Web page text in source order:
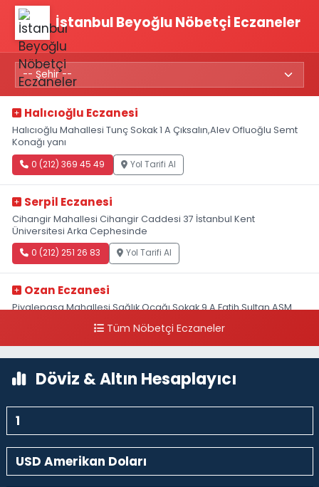
İstanbul Beyoğlu Nöbetçi Eczaneler
Halıcıoğlu Eczanesi
Halıcıoğlu Mahallesi Tunç Sokak 1 A Çıksalın,Alev Ofluoğlu Semt
Konağı yanı
0 (212) 369 45 49 Yol Tarifi Al
Serpil Eczanesi
Cihangir Mahallesi Cihangir Caddesi 37 İstanbul Kent
Üniversitesi Arka Cephesinde
0 (212) 251 26 83 Yol Tarifi Al
Ozan Eczanesi
Piyalepaşa Mahallesi Sağlık Ocağı Sokak 9 A Fatih Sultan ASM
Tüm Nöbetçi Eczaneler
Döviz & Altın Hesaplayıcı